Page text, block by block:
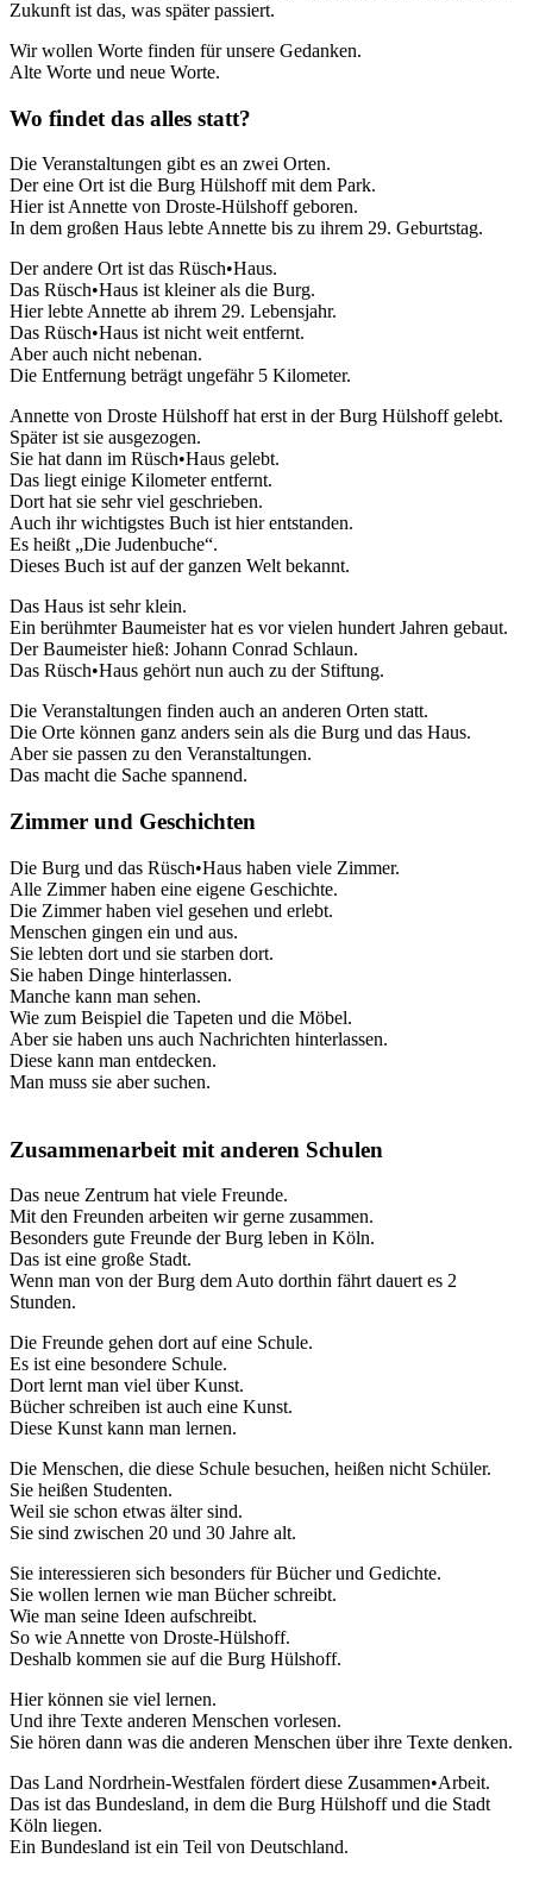
Zukunft ist das, was später passiert.
Wir wollen Worte finden für unsere Gedanken.
Alte Worte und neue Worte.
Wo findet das alles statt?
Die Veranstaltungen gibt es an zwei Orten.
Der eine Ort ist die Burg Hülshoff mit dem Park.
Hier ist Annette von Droste-Hülshoff geboren.
In dem großen Haus lebte Annette bis zu ihrem 29. Geburtstag.
Der andere Ort ist das Rüsch•Haus.
Das Rüsch•Haus ist kleiner als die Burg.
Hier lebte Annette ab ihrem 29. Lebensjahr.
Das Rüsch•Haus ist nicht weit entfernt.
Aber auch nicht nebenan.
Die Entfernung beträgt ungefähr 5 Kilometer.
Annette von Droste Hülshoff hat erst in der Burg Hülshoff gelebt.
Später ist sie ausgezogen.
Sie hat dann im Rüsch•Haus gelebt.
Das liegt einige Kilometer entfernt.
Dort hat sie sehr viel geschrieben.
Auch ihr wichtigstes Buch ist hier entstanden.
Es heißt „Die Judenbuche“.
Dieses Buch ist auf der ganzen Welt bekannt.
Das Haus ist sehr klein.
Ein berühmter Baumeister hat es vor vielen hundert Jahren gebaut.
Der Baumeister hieß: Johann Conrad Schlaun.
Das Rüsch•Haus gehört nun auch zu der Stiftung.
Die Veranstaltungen finden auch an anderen Orten statt.
Die Orte können ganz anders sein als die Burg und das Haus.
Aber sie passen zu den Veranstaltungen.
Das macht die Sache spannend.
Zimmer und Geschichten
Die Burg und das Rüsch•Haus haben viele Zimmer.
Alle Zimmer haben eine eigene Geschichte.
Die Zimmer haben viel gesehen und erlebt.
Menschen gingen ein und aus.
Sie lebten dort und sie starben dort.
Sie haben Dinge hinterlassen.
Manche kann man sehen.
Wie zum Beispiel die Tapeten und die Möbel.
Aber sie haben uns auch Nachrichten hinterlassen.
Diese kann man entdecken.
Man muss sie aber suchen.
Zusammenarbeit mit anderen Schulen
Das neue Zentrum hat viele Freunde.
Mit den Freunden arbeiten wir gerne zusammen.
Besonders gute Freunde der Burg leben in Köln.
Das ist eine große Stadt.
Wenn man von der Burg dem Auto dorthin fährt dauert es 2
Stunden.
Die Freunde gehen dort auf eine Schule.
Es ist eine besondere Schule.
Dort lernt man viel über Kunst.
Bücher schreiben ist auch eine Kunst.
Diese Kunst kann man lernen.
Die Menschen, die diese Schule besuchen, heißen nicht Schüler.
Sie heißen Studenten.
Weil sie schon etwas älter sind.
Sie sind zwischen 20 und 30 Jahre alt.
Sie interessieren sich besonders für Bücher und Gedichte.
Sie wollen lernen wie man Bücher schreibt.
Wie man seine Ideen aufschreibt.
So wie Annette von Droste-Hülshoff.
Deshalb kommen sie auf die Burg Hülshoff.
Hier können sie viel lernen.
Und ihre Texte anderen Menschen vorlesen.
Sie hören dann was die anderen Menschen über ihre Texte denken.
Das Land Nordrhein-Westfalen fördert diese Zusammen•Arbeit.
Das ist das Bundesland, in dem die Burg Hülshoff und die Stadt
Köln liegen.
Ein Bundesland ist ein Teil von Deutschland.